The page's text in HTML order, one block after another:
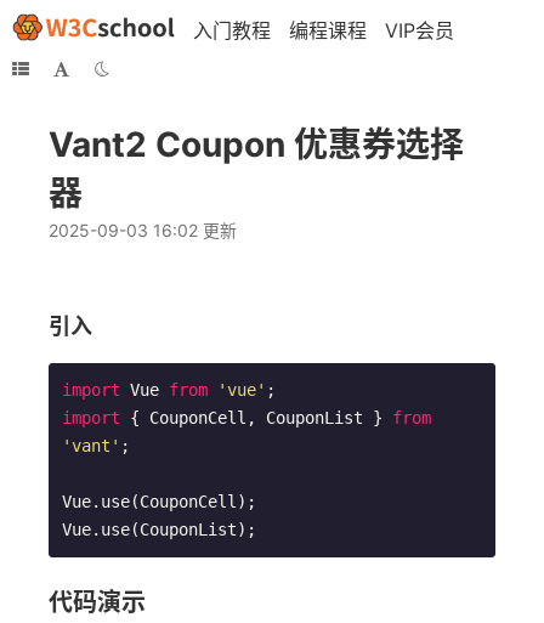
入门教程 编程课程 VIP会员
Vant2 Coupon 优惠券选择
器
2025-09-03 16:02 更新
引入
import Vue from 'vue'
import { CouponCell, CouponList } from
'vant' ;
Vue.use(CouponCell);
代码演示